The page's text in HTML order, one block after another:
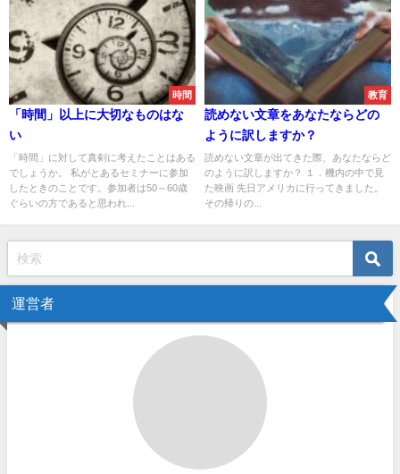
時間
「時間」以上に大切なものはな
い
「時間」に対して真剣に考えたことはある
でしょうか。 私がとあるセミナーに参加
したときのことです。参加者は50～60歳
ぐらいの方であると思われ...
教育
読めない文章をあなたならどの
ように訳しますか？
読めない文章が出てきた際、あなたならど
のように訳しますか？ １．機内の中で見
た映画 先日アメリカに行ってきました。
その帰りの...
運営者